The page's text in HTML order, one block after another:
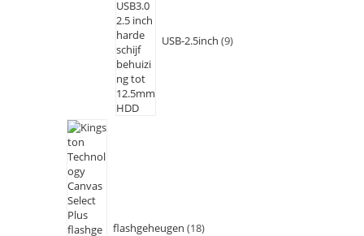
USB-2.5inch 9
flashgeheugen 18